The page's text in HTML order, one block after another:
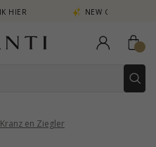
NEW COLLECTION | AURA
Kranz en Ziegler